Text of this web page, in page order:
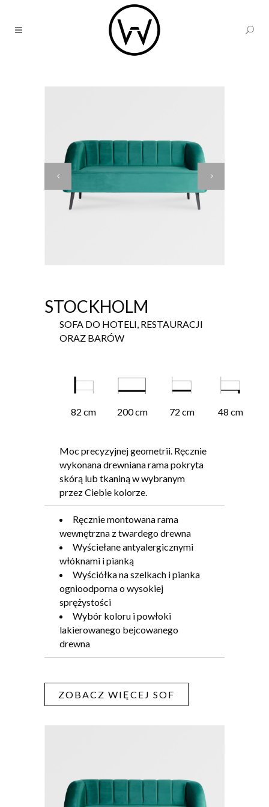
STOCKHOLM
SOFA DO HOTELI, RESTAURACJI
ORAZ BARÓW
82 cm 200 cm 72 cm 48 cm
Moc precyzyjnej geometrii. Ręcznie
wykonana drewniana rama pokryta
skórą lub tkaniną w wybranym
przez Ciebie kolorze.
Ręcznie montowana rama
wewnętrzna z twardego drewna
Wyściełane antyalergicznymi
włóknami i pianką
Wyściółka na szelkach i pianka
ognioodporna o wysokiej
sprężystości
Wybór koloru i powłoki
lakierowanego bejcowanego
drewna
ZOBACZ WIĘCEJ SOF